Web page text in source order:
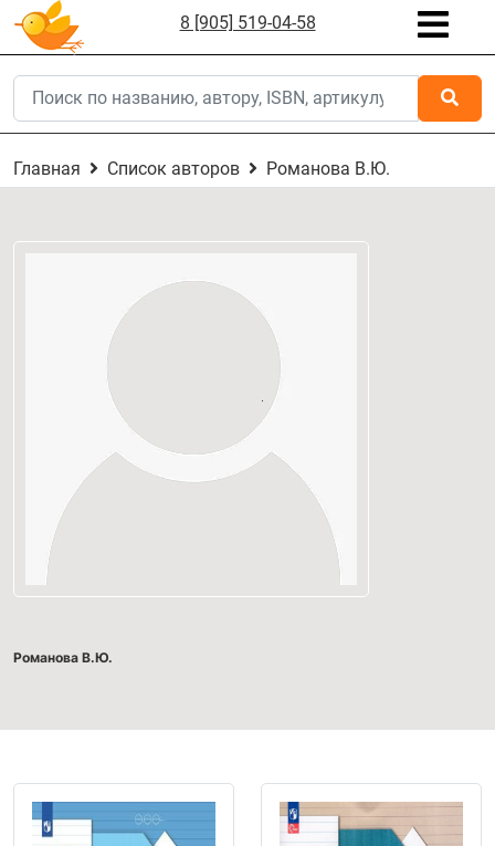
8 [905] 519-04-58
Главная Список авторов Романова В.Ю.
Романова В.Ю.